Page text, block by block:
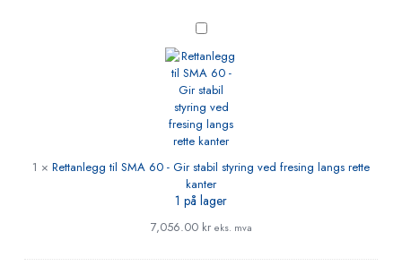
Rettanlegg
SMA
60
-
Gir
stabil
styring
ved
fresing
langs
kanter
1 × Rettanlegg til SMA 60 - Gir stabil styring ved fresing langs rette
kanter
1 på lager
7,056.00 kr eks. mva